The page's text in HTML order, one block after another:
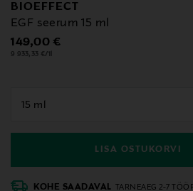
BIOEFFECT
EGF seerum 15 ml
Original Price
149,00 €
9 933,33 €/1l
LISA OSTUKORVI
KOHE SAADAVAL TARNEAEG 2-7